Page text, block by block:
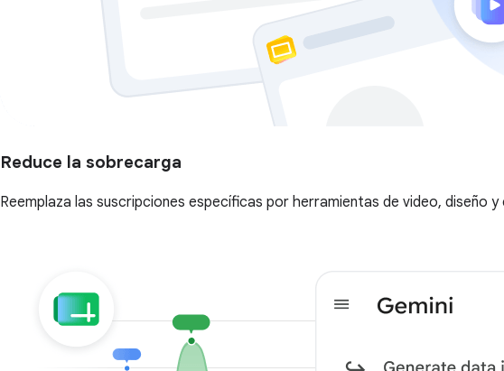
Reduce la sobrecarga
Reemplaza las suscripciones específicas por herramientas de video,